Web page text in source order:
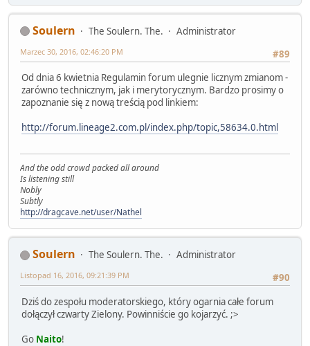
Soulern The Soulern. The.
Administrator
#89
Marzec 30, 2016, 02:46:20 PM
Od dnia 6 kwietnia Regulamin forum ulegnie licznym zmianom -
zarówno technicznym, jak i merytorycznym. Bardzo prosimy o
zapoznanie się z nową treścią pod linkiem:
http://forum.lineage2.com.pl/index.php/topic,58634.0.html
And the odd crowd packed all around
Is listening still
Nobly
Subtly
http://dragcave.net/user/Nathel
Soulern The Soulern. The.
Administrator
#90
Listopad 16, 2016, 09:21:39 PM
Dziś do zespołu moderatorskiego, który ogarnia całe forum
dołączył czwarty Zielony. Powinniście go kojarzyć. ;>
Go Naito!